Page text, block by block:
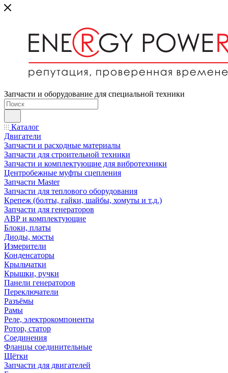
Запчасти и оборудование для специальной техники
Каталог
Двигатели
Запчасти и расходные материалы
Запчасти для строительной техники
Запчасти и комплектующие для вибротехники
Центробежные муфты сцепления
Запчасти Master
Запчасти для теплового оборудования
Крепеж (болты, гайки, шайбы, хомуты и т.д.)
Запчасти для генераторов
АВР и комплектующие
Блоки, платы
Диоды, мосты
Измерители
Конденсаторы
Крыльчатки
Крышки, ручки
Панели генераторов
Переключатели
Разъёмы
Рамы
Реле, электрокомпоненты
Ротор, статор
Соединения
Фланцы соединительные
Щётки
Запчасти для двигателей